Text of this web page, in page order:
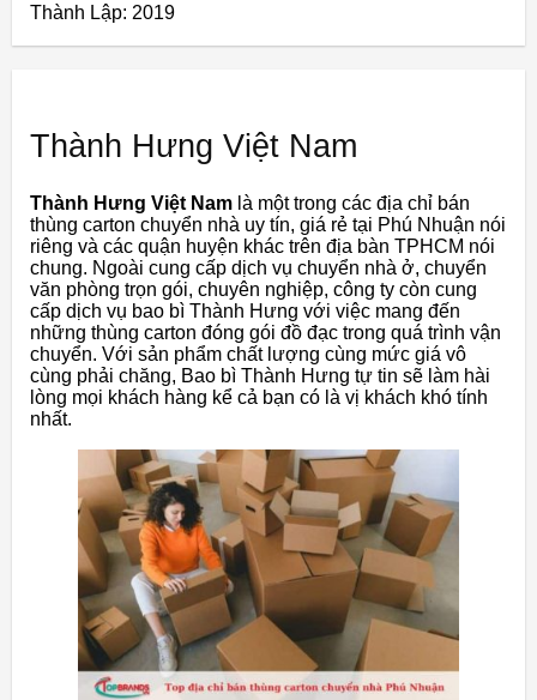
Thành Lập: 2019
Thành Hưng Việt Nam
Thành Hưng Việt Nam là một trong các địa chỉ bán
thùng carton chuyển nhà uy tín, giá rẻ tại Phú Nhuận nói
riêng và các quận huyện khác trên địa bàn TPHCM nói
chung. Ngoài cung cấp dịch vụ chuyển nhà ở, chuyển
văn phòng trọn gói, chuyên nghiệp, công ty còn cung
cấp dịch vụ bao bì Thành Hưng với việc mang đến
những thùng carton đóng gói đồ đạc trong quá trình vận
chuyển. Với sản phẩm chất lượng cùng mức giá vô
cùng phải chăng, Bao bì Thành Hưng tự tin sẽ làm hài
lòng mọi khách hàng kể cả bạn có là vị khách khó tính
nhất.